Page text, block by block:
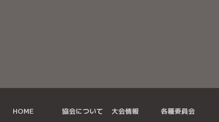
HOME
協会について
大会情報
各種委員会